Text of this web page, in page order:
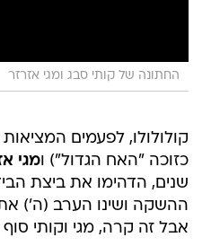
החתונה של קותי סבג ומגי אזרזר
קולולולו, לפעמים
כזוכה "האח הגדול") ומגי
שנים, הדהימו את ביצת
ההשקה ושינו הערב (ה')
אבל זה קרה, מגי וקותי